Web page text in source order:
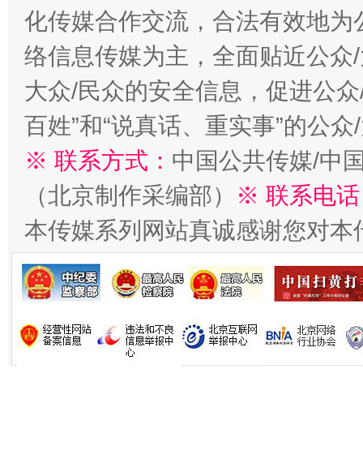
今
习近平的博鳌关键词
魏明亮
化传媒合作交流，合法有效地
络信息传媒为主，全面贴近公
大众/民众的安全信息，促进公
百姓”和“说真话、重实事”的公
※ 联系方式： 中国公共传媒/中
（北京制作采编部）
※ 联系电
本传媒系列网站真诚感谢您对